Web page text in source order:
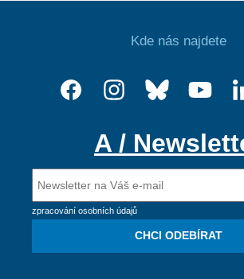
Kde nás najdete
A /
zpracování osobních údajů
CHCI ODEBÍRAT